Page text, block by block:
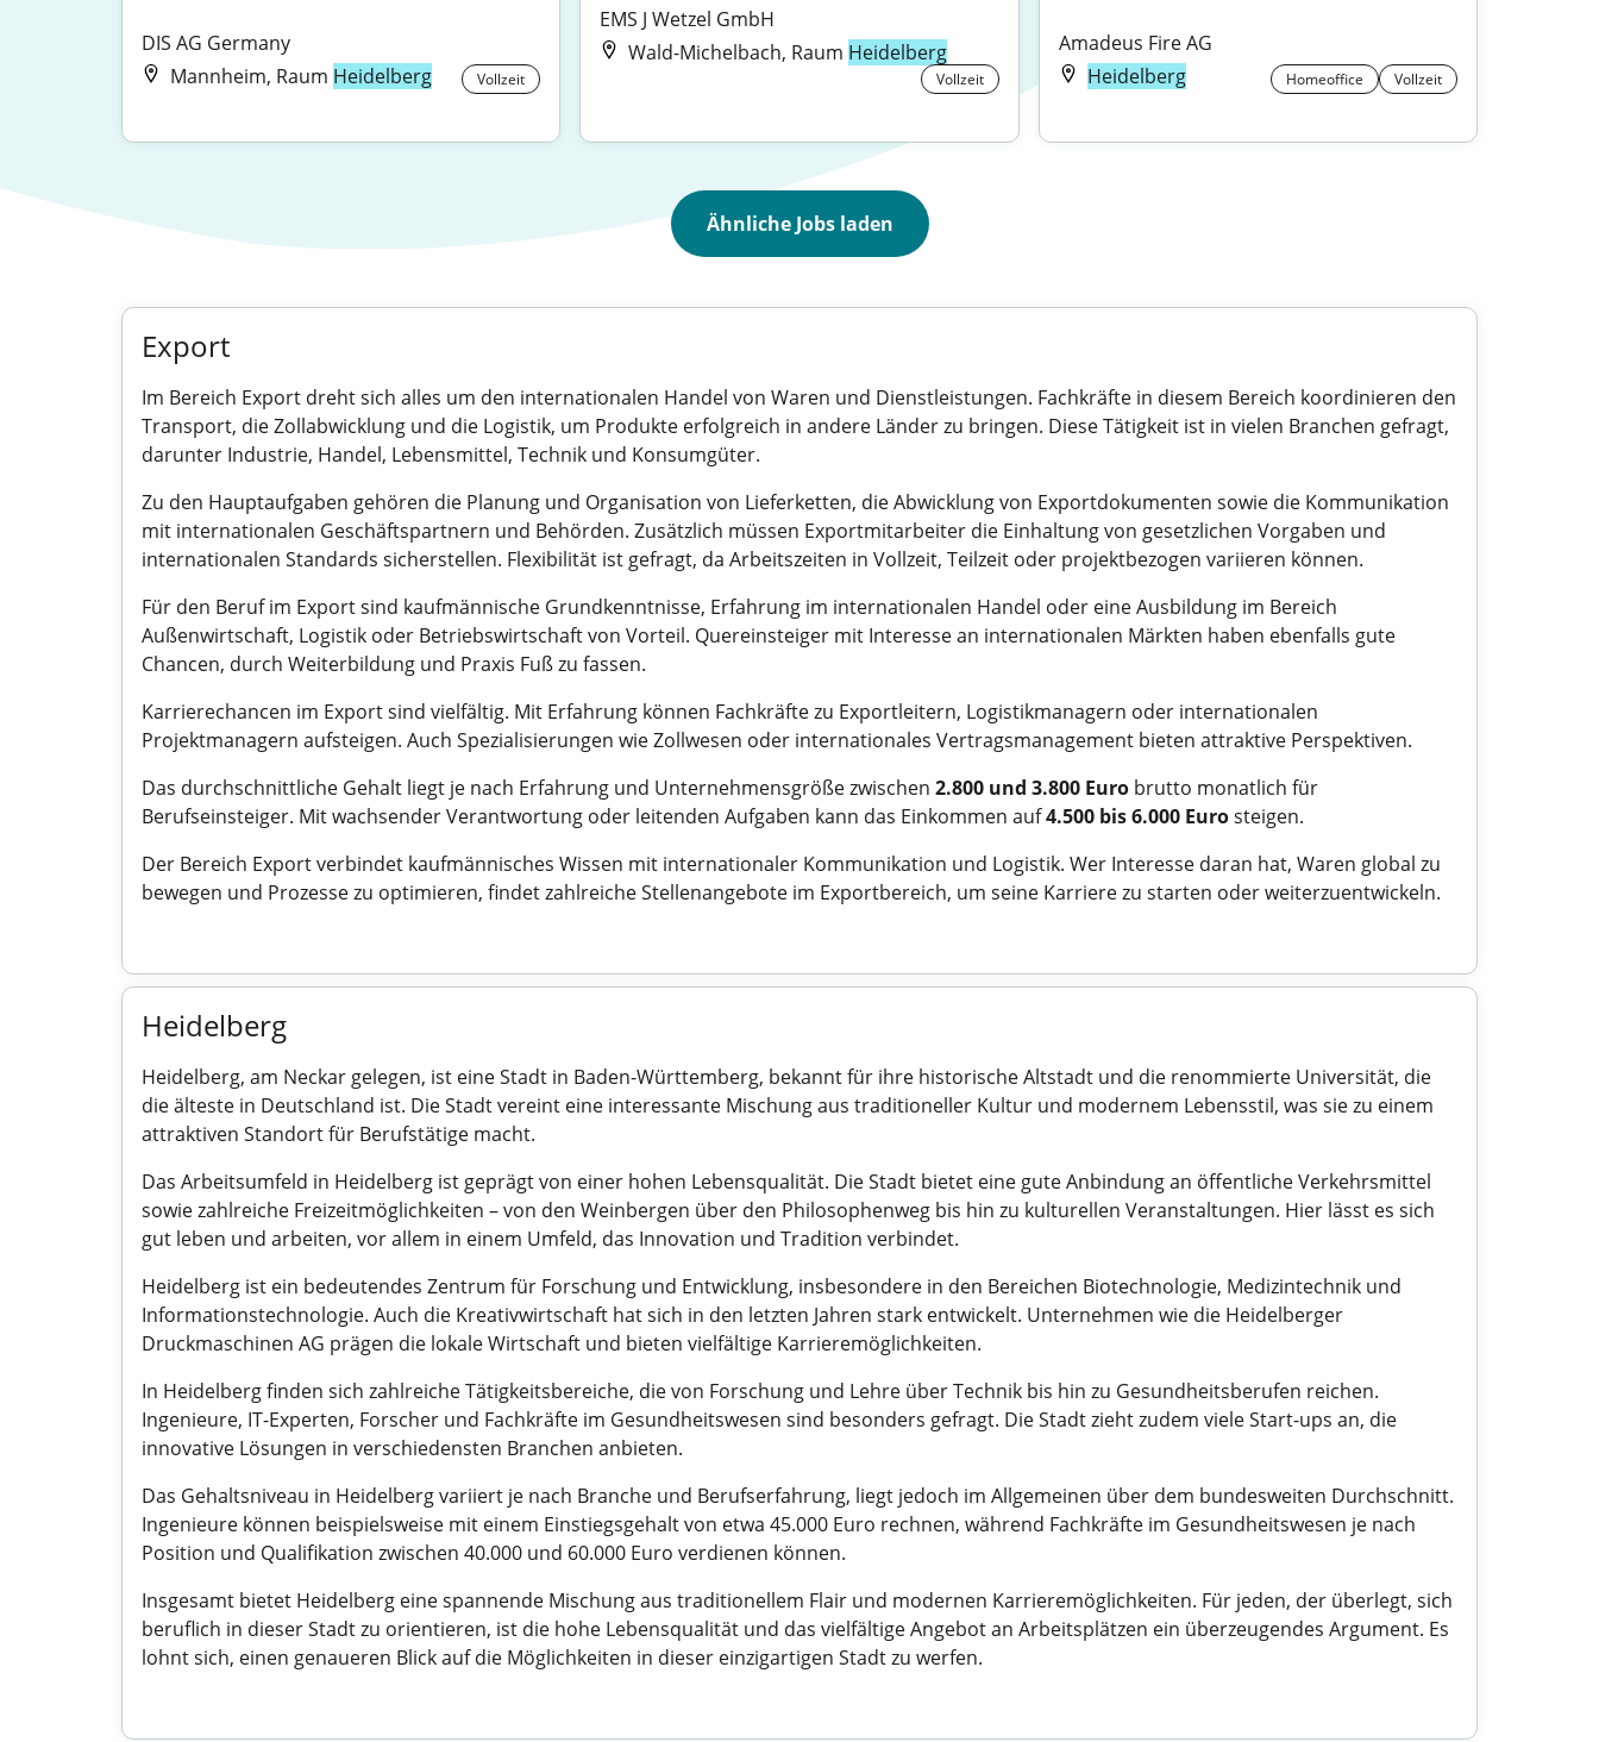
DIS AG Germany
Mannheim, Raum Heidelberg Vollzeit
EMS J Wetzel GmbH
Wald-Michelbach, Raum Heidelberg
Vollzeit
Amadeus Fire AG
Heidelberg
Homeoffice Vollzeit
Ähnliche Jobs laden
Export
Im Bereich Export dreht sich alles um den internationalen Handel von Waren und Dienstleistungen. Fachkräfte in diesem Bereich koordinieren den
Transport, die Zollabwicklung und die Logistik, um Produkte erfolgreich in andere Länder zu bringen. Diese Tätigkeit ist in vielen Branchen gefragt,
darunter Industrie, Handel, Lebensmittel, Technik und Konsumgüter.
Zu den Hauptaufgaben gehören die Planung und Organisation von Lieferketten, die Abwicklung von Exportdokumenten sowie die Kommunikation
mit internationalen Geschäftspartnern und Behörden. Zusätzlich müssen Exportmitarbeiter die Einhaltung von gesetzlichen Vorgaben und
internationalen Standards sicherstellen. Flexibilität ist gefragt, da Arbeitszeiten in Vollzeit, Teilzeit oder projektbezogen variieren können.
Für den Beruf im Export sind kaufmännische Grundkenntnisse, Erfahrung im internationalen Handel oder eine Ausbildung im Bereich
Außenwirtschaft, Logistik oder Betriebswirtschaft von Vorteil. Quereinsteiger mit Interesse an internationalen Märkten haben ebenfalls gute
Chancen, durch Weiterbildung und Praxis Fuß zu fassen.
Karrierechancen im Export sind vielfältig. Mit Erfahrung können Fachkräfte zu Exportleitern, Logistikmanagern oder internationalen
Projektmanagern aufsteigen. Auch Spezialisierungen wie Zollwesen oder internationales Vertragsmanagement bieten attraktive Perspektiven.
Das durchschnittliche Gehalt liegt je nach Erfahrung und Unternehmensgröße zwischen 2.800 und 3.800 Euro brutto monatlich für
Berufseinsteiger. Mit wachsender Verantwortung oder leitenden Aufgaben kann das Einkommen auf4.500 bis 6.000 Eurosteigen.
Der Bereich Export verbindet kaufmännisches Wissen mit internationaler Kommunikation und Logistik. Wer Interesse daran hat, Waren global zu
bewegen und Prozesse zu optimieren, findet zahlreiche Stellenangebote im Exportbereich, um seine Karriere zu starten oder weiterzuentwickeln.
Heidelberg
Heidelberg, am Neckar gelegen, ist eine Stadt in Baden-Württemberg, bekannt für ihre historische Altstadt und die renommierte Universität, die
die älteste in Deutschland ist. Die Stadt vereint eine interessante Mischung aus traditioneller Kultur und modernem Lebensstil, was sie zu einem
attraktiven Standort für Berufstätige macht.
Das Arbeitsumfeld in Heidelberg ist geprägt von einer hohen Lebensqualität. Die Stadt bietet eine gute Anbindung an öffentliche Verkehrsmittel
sowie zahlreiche Freizeitmöglichkeiten – von den Weinbergen über den Philosophenweg bis hin zu kulturellen Veranstaltungen. Hier lässt es sich
gut leben und arbeiten, vor allem in einem Umfeld, das Innovation und Tradition verbindet.
Heidelberg ist ein bedeutendes Zentrum für Forschung und Entwicklung, insbesondere in den Bereichen Biotechnologie, Medizintechnik und
Informationstechnologie. Auch die Kreativwirtschaft hat sich in den letzten Jahren stark entwickelt. Unternehmen wie die Heidelberger
Druckmaschinen AG prägen die lokale Wirtschaft und bieten vielfältige Karrieremöglichkeiten.
In Heidelberg finden sich zahlreiche Tätigkeitsbereiche, die von Forschung und Lehre über Technik bis hin zu Gesundheitsberufen reichen.
Ingenieure, IT-Experten, Forscher und Fachkräfte im Gesundheitswesen sind besonders gefragt. Die Stadt zieht zudem viele Start-ups an, die
innovative Lösungen in verschiedensten Branchen anbieten.
Das Gehaltsniveau in Heidelberg variiert je nach Branche und Berufserfahrung, liegt jedoch im Allgemeinen über dem bundesweiten Durchschnitt.
Ingenieure können beispielsweise mit einem Einstiegsgehalt von etwa 45.000 Euro rechnen, während Fachkräfte im Gesundheitswesen je nach
Position und Qualifikation zwischen 40.000 und 60.000 Euro verdienen können.
Insgesamt bietet Heidelberg eine spannende Mischung aus traditionellem Flair und modernen Karrieremöglichkeiten. Für jeden, der überlegt, sich
beruflich in dieser Stadt zu orientieren, ist die hohe Lebensqualität und das vielfältige Angebot an Arbeitsplätzen ein überzeugendes Argument. Es
lohnt sich, einen genaueren Blick auf die Möglichkeiten in dieser einzigartigen Stadt zu werfen.